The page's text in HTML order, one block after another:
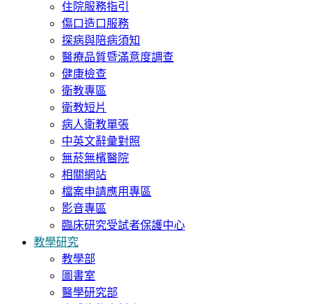
住院服務指引
傷口造口服務
探病與陪病須知
醫療品質暨滿意度調查
健康檢查
衛教專區
衛教短片
病人衛教單張
中英文辭彙對照
無菸無檳醫院
相關網站
檔案申請應用專區
影音專區
臨床研究受試者保護中心
教學研究
教學部
圖書室
醫學研究部